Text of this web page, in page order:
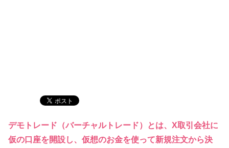
デモトレード（バーチャルトレード）とは、X取引会社に
仮の口座を開設し、仮想のお金を使って新規注文から決